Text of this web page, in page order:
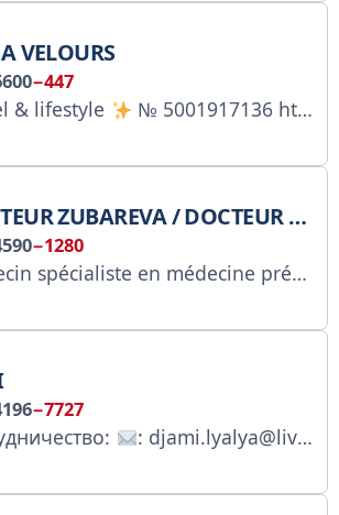
VELOURS
−447
& lifestyle № 5001917136 https://vk.com/velour_life PR Максим @miramaxi Ссылка РКН https://gosuslugi.ru/snet/67ab27c0be63a80aa9a04112
ZUBAREVA / DOCTEUR ZUBAREVA
−1280
et anti-âge - Auteur de plusieurs best-sellers - Fondateur de MIFIM et de la clinique de médecine préventive Coopération +79161445555 Inscription à l'Ordre des médecins (RKN) https://clck.ru/3SjLmj
−7727
: djami.lyalya@liveliness.agency тг: @Maaryy_LL